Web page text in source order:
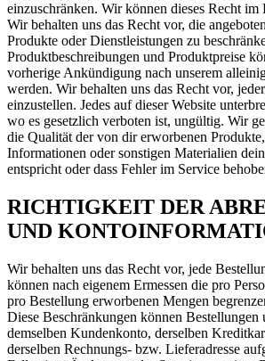
einzuschränken. Wir können dieses Recht im
Wir behalten uns das Recht vor, die
Produkte oder Dienstleistungen zu
Produktbeschreibungen und Produktpreise
vorherige Ankündigung nach unserem
werden. Wir behalten uns das Recht vor,
einzustellen. Jedes auf dieser Website
wo es gesetzlich verboten ist, ungültig. Wir
die Qualität der von dir erworbenen
Informationen oder sonstigen Materialien
entspricht oder dass Fehler im Service
RICHTIGKEIT DER
UND
Wir behalten uns das Recht vor, jede
können nach eigenem Ermessen die pro
pro Bestellung erworbenen Mengen
Diese Beschränkungen können Bestellungen
demselben Kundenkonto, derselben
derselben Rechnungs- bzw. Lieferadresse